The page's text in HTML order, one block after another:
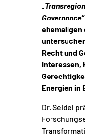
Governance“
ehemaligen
Recht und
Interessen,
Energien in
Dr. Seidel